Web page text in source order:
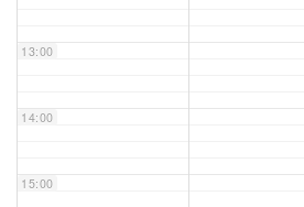
Unser Bijou
13:00
14:00
15:00